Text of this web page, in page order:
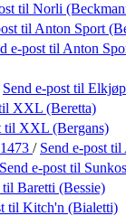
til Norli
til Anton Sport
e-post til Anton
Send e-post til Elkjøp
XXL (Beretta)
til XXL (Bergans)
/ Send e-post til
Send e-post til
til Baretti (Bessie)
til Kitch'n (Bialetti)